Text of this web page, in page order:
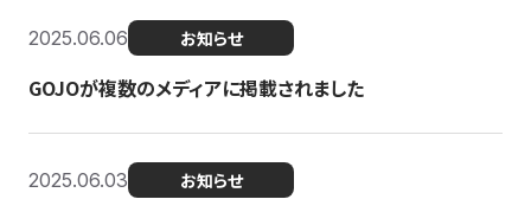
2025.06.06 お知らせ
GOJOが複数のメディアに掲載されました
2025.06.03 お知らせ